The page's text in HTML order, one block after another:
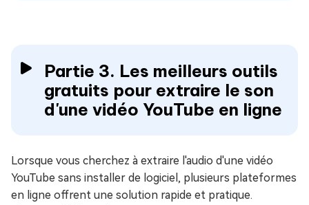
Partie 3. Les meilleurs outils
gratuits pour extraire le son
d'une vidéo YouTube en ligne
Lorsque vous cherchez à extraire l'audio d'une vidéo
YouTube sans installer de logiciel, plusieurs plateformes
en ligne offrent une solution rapide et pratique.